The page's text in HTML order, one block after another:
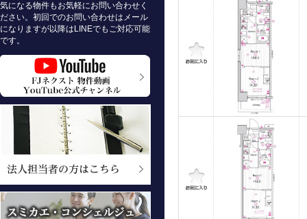
気になる物件もお気軽にお問い合わせく
ださい。初回でのお問い合わせはメール
になりますが以降はLINEでもご対応可能
です。